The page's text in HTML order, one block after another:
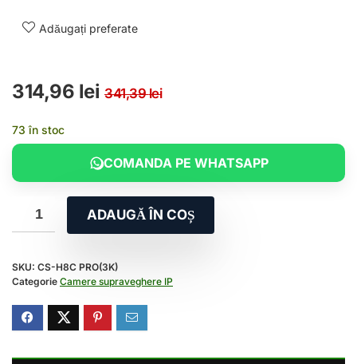
Adăugați preferate
341,39leiPrețul inițial a fost:
314,96 lei Prețul curent este:
73 în stoc
COMANDA PE WHATSAPP
ADAUGĂ ÎN COȘ
SKU: CS-H8C PRO(3K)
Categorie Camere supraveghere IP